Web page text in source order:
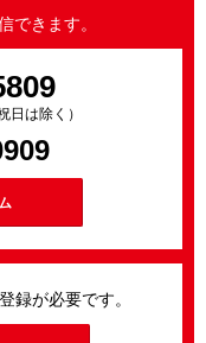
できます。
日は除く）
録が必要です。